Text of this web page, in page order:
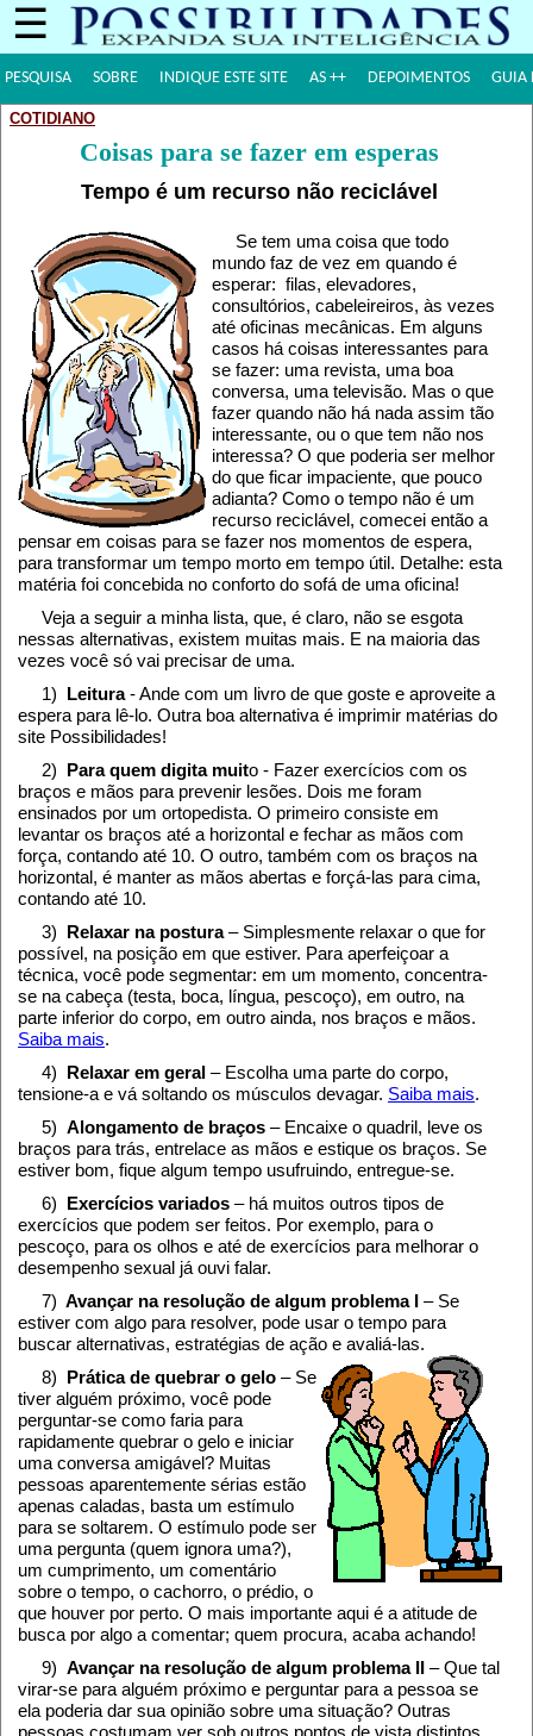
☰
PESQUISA SOBRE INDIQUE ESTE SITE AS ++ DEPOIMENTOS GUIA
COTIDIANO
Coisas para se fazer em esperas
Tempo é um recurso não reciclável
Se tem uma coisa que todo
mundo faz de vez em quando é
esperar: filas, elevadores,
consultórios, cabeleireiros, às vezes
até oficinas mecânicas. Em alguns
casos há coisas interessantes para
se fazer: uma revista, uma boa
conversa, uma televisão. Mas o que
fazer quando não há nada assim tão
interessante, ou o que tem não nos
interessa? O que poderia ser melhor
do que ficar impaciente, que pouco
adianta? Como o tempo não é um
recurso reciclável, comecei então a
pensar em coisas para se fazer nos momentos de espera,
para transformar um tempo morto em tempo útil. Detalhe: esta
matéria foi concebida no conforto do sofá de uma oficina!
Veja a seguir a minha lista, que, é claro, não se esgota
nessas alternativas, existem muitas mais. E na maioria das
vezes você só vai precisar de uma.
1) Leitura- Ande com um livro de que goste e aproveite a
espera para lê-lo. Outra boa alternativa é imprimir matérias do
site Possibilidades!
2) Para quem digita muito - Fazer exercícios com os
braços e mãos para prevenir lesões. Dois me foram
ensinados por um ortopedista. O primeiro consiste em
levantar os braços até a horizontal e fechar as mãos com
força, contando até 10. O outro, também com os braços na
horizontal, é manter as mãos abertas e forçá-las para cima,
contando até 10.
3) Relaxar na postura– Simplesmente relaxar o que for
possível, na posição em que estiver. Para aperfeiçoar a
técnica, você pode segmentar: em um momento, concentra-
se na cabeça (testa, boca, língua, pescoço), em outro, na
parte inferior do corpo, em outro ainda, nos braços e mãos.
Saiba mais.
4) Relaxar em geral – Escolha uma parte do corpo,
tensione-a e vá soltando os músculos devagar. Saiba mais.
5) Alongamento de braços – Encaixe o quadril, leve os
braços para trás, entrelace as mãos e estique os braços. Se
estiver bom, fique algum tempo usufruindo, entregue-se.
6) Exercícios variados – há muitos outros tipos de
exercícios que podem ser feitos. Por exemplo, para o
pescoço, para os olhos e até de exercícios para melhorar o
desempenho sexual já ouvi falar.
7) Avançar na resolução de algum problema I – Se
estiver com algo para resolver, pode usar o tempo para
buscar alternativas, estratégias de ação e avaliá-las.
8) Prática de quebrar o gelo – Se
tiver alguém próximo, você pode
perguntar-se como faria para
rapidamente quebrar o gelo e iniciar
uma conversa amigável? Muitas
pessoas aparentemente sérias estão
apenas caladas, basta um estímulo
para se soltarem. O estímulo pode ser
uma pergunta (quem ignora uma?),
um cumprimento, um comentário
sobre o tempo, o cachorro, o prédio, o
que houver por perto. O mais importante aqui é a atitude de
busca por algo a comentar; quem procura, acaba achando!
9) Avançar na resolução de algum problema II – Que tal
virar-se para alguém próximo e perguntar para a pessoa se
ela poderia dar sua opinião sobre uma situação? Outras
pessoas costumam ver sob outros pontos de vista distintos